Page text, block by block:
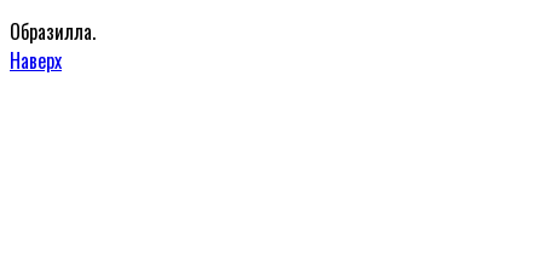
Образилла.
Наверх